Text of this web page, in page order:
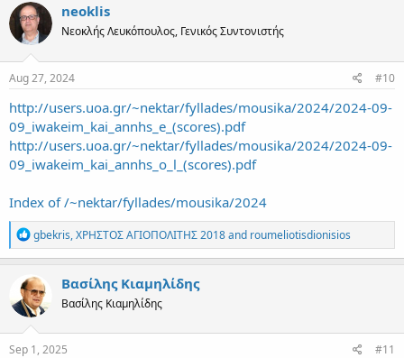
c
t
i
o
n
s
neoklis
Νεοκλής Λευκόπουλος, Γενικός Συντονιστής
Aug 27, 2024 #10
http://users.uoa.gr/~nektar/fyllades/mousika/2024/2024-09-
09_iwakeim_kai_annhs_e_(scores).pdf
http://users.uoa.gr/~nektar/fyllades/mousika/2024/2024-09-
09_iwakeim_kai_annhs_o_l_(scores).pdf
Index of /~nektar/fyllades/mousika/2024
R
e
a
c
t
i
o
n
s
gbekris,ΧΡΗΣΤΟΣ ΑΓΙΟΠΟΛΙΤΗΣ 2018and roumeliotisdionisios
Βασίλης Κιαμηλίδης
Βασίλης Κιαμηλίδης
Sep 1, 2025 #11